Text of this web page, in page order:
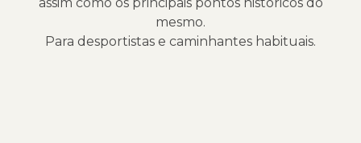
mesmo.
Para desportistas e caminhantes habituais.